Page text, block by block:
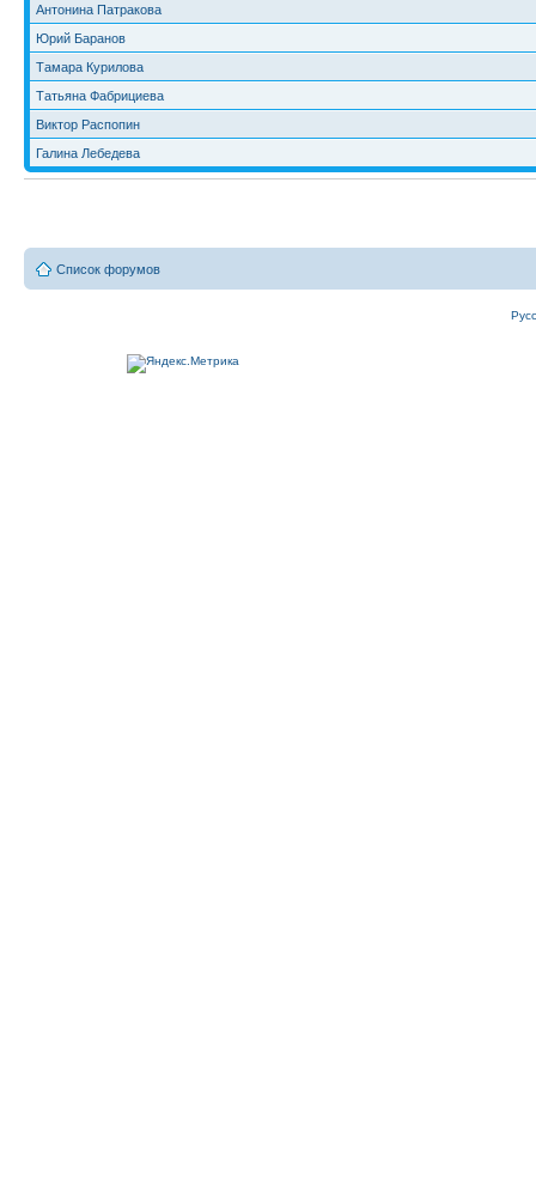
Антонина Патракова
Юрий Баранов
Тамара Курилова
Татьяна Фабрициева
Виктор Распопин
Галина Лебедева
Список форумов